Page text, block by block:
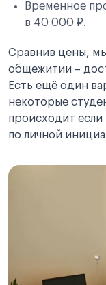
Временное
в 40 000 ₽.
Сравнив цены,
общежитии –
Есть ещё один
некоторые
происходит
по личной